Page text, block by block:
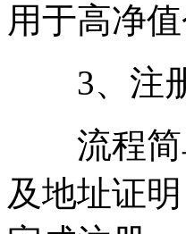
用于高净
3、注册
流程简单
及地址证